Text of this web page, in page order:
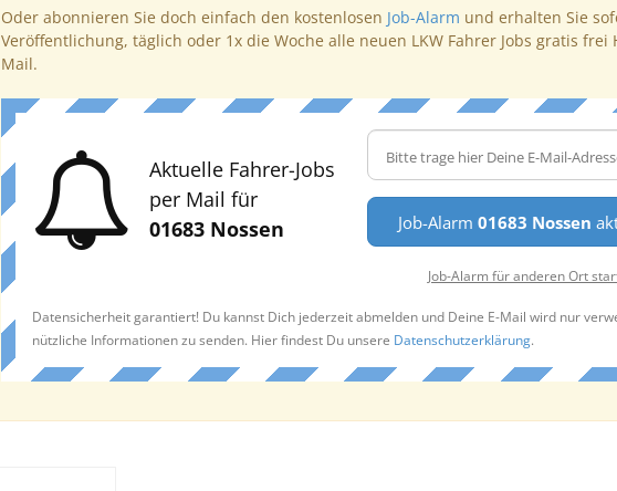
Oder abonnieren Sie doch einfach den kostenlosen Job-Alarm und erhalten Sie
Veröffentlichung, täglich oder 1x die Woche alle neuen LKW Fahrer Jobs gratis frei
Mail.
Aktuelle Fahrer-Jobs
per Mail für
01683 Nossen
Job-Alarm01683 Nossen
Job-Alarm für anderen Ort
Datensicherheit garantiert! Du kannst Dich jederzeit abmelden und Deine E-Mail wird nur
nützliche Informationen zu senden. Hier findest Du unsere Datenschutzerklärung.